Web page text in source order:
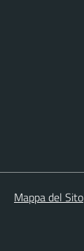
Mappa del Sito